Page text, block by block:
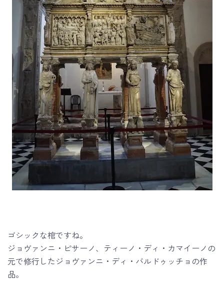
ゴシックな棺ですね。
ジョヴァンニ・ピサーノ、ティーノ・ディ・カマイーノの
元で修行したジョヴァンニ・ディ・バルドゥッチョの作
品。